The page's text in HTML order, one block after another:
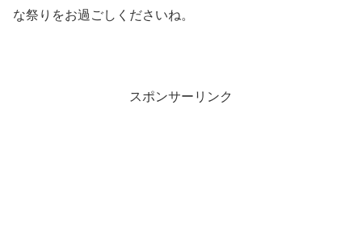
な祭りをお過ごしくださいね。
スポンサーリンク